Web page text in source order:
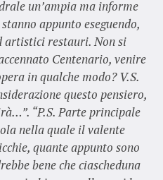
un’ampia ma informe
appunto eseguendo,
artistici restauri. Non si
Centenario, venire
in qualche modo? V.S.
questo pensiero,
“P.S. Parte principale
nella quale il valente
quante appunto sono
bene che ciascheduna